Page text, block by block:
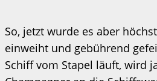
So, jetzt wurde es aber
einweiht und gebührend
Schiff vom Stapel läuft, wird